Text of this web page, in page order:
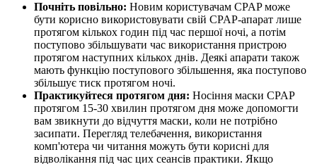
Почніть повільно: Новим користувачам CPAP може
бути корисно використовувати свій CPAP-апарат лише
протягом кількох годин під час першої ночі, а потім
поступово збільшувати час використання пристрою
протягом наступних кількох днів. Деякі апарати також
мають функцію поступового збільшення, яка поступово
збільшує тиск протягом ночі.
Практикуйтеся протягом дня: Носіння маски CPAP
протягом 15-30 хвилин протягом дня може допомогти
вам звикнути до відчуття маски, коли не потрібно
засипати. Перегляд телебачення, використання
комп'ютера чи читання можуть бути корисні для
відволікання під час цих сеансів практики. Якщо